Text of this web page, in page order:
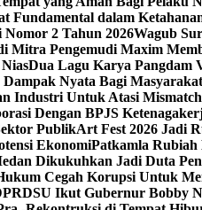
Fundamental dalam
Nomor 2 Tahun 2026Wagub
Pengemudi Maxim
Dua Lagu Karya Pangdam
Nyata Bagi Masyarakat
Industri Untuk Atasi
Dengan BPJS
PublikArt Fest 2026 Jadi
EkonomiPatkamla
Dikukuhkan Jadi Duta
Cegah Korupsi Untuk
Ikut Gubernur Bobby